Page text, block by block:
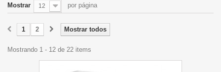
Mostrar 12 por página
Mostrar todos
1 2
Mostrando 1 - 12 de 22 items